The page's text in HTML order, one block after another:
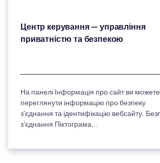
Центр керування — управління
На панелі Інформація про сайт ви можете
переглянути інформацію про безпеку
з'єднання та ідентифікацію вебсайту. Безпека
з'єднання Піктограма...